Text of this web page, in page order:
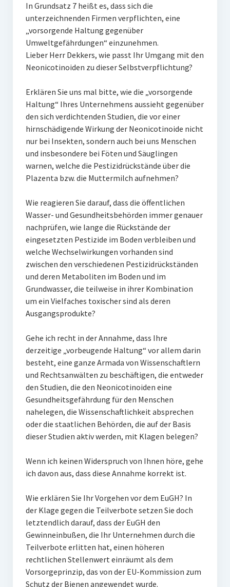
In Grundsatz 7 heißt es, dass sich die
unterzeichnenden Firmen verpflichten, eine
„vorsorgende Haltung gegenüber
Umweltgefährdungen“ einzunehmen.
Lieber Herr Dekkers, wie passt Ihr Umgang mit den
Neonicotinoiden zu dieser Selbstverpflichtung?
Erklären Sie uns mal bitte, wie die „vorsorgende
Haltung“ Ihres Unternehmens aussieht gegenüber
den sich verdichtenden Studien, die vor einer
hirnschädigende Wirkung der Neonicotinoide nicht
nur bei Insekten, sondern auch bei uns Menschen
und insbesondere bei Föten und Säuglingen
warnen, welche die Pestizidrückstände über die
Plazenta bzw. die Muttermilch aufnehmen?
Wie reagieren Sie darauf, dass die öffentlichen
Wasser- und Gesundheitsbehörden immer genauer
nachprüfen, wie lange die Rückstände der
eingesetzten Pestizide im Boden verbleiben und
welche Wechselwirkungen vorhanden sind
zwischen den verschiedenen Pestizidrückständen
und deren Metaboliten im Boden und im
Grundwasser, die teilweise in ihrer Kombination
um ein Vielfaches toxischer sind als deren
Ausgangsprodukte?
Gehe ich recht in der Annahme, dass Ihre
derzeitige „vorbeugende Haltung“ vor allem darin
besteht, eine ganze Armada von Wissenschaftlern
und Rechtsanwälten zu beschäftigen, die entweder
den Studien, die den Neonicotinoiden eine
Gesundheitsgefährdung für den Menschen
nahelegen, die Wissenschaftlichkeit absprechen
oder die staatlichen Behörden, die auf der Basis
dieser Studien aktiv werden, mit Klagen belegen?
Wenn ich keinen Widerspruch von Ihnen höre, gehe
ich davon aus, dass diese Annahme korrekt ist.
Wie erklären Sie Ihr Vorgehen vor dem EuGH? In
der Klage gegen die Teilverbote setzen Sie doch
letztendlich darauf, dass der EuGH den
Gewinneinbußen, die Ihr Unternehmen durch die
Teilverbote erlitten hat, einen höheren
rechtlichen Stellenwert einräumt als dem
Vorsorgeprinzip, das von der EU-Kommission zum
Schutz der Bienen angewendet wurde.